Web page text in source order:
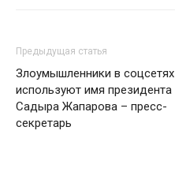
Предыдущая статья
Злоумышленники в соцсетях
используют имя президента
Садыра Жапарова – пресс-
секретарь